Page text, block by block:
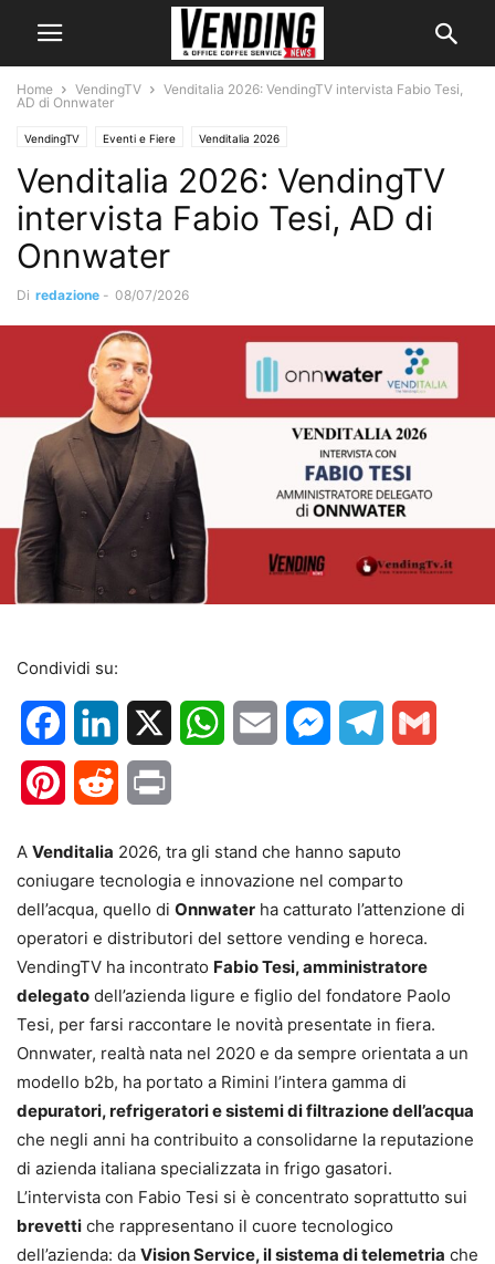
Home VendingTV
Venditalia 2026: VendingTV intervista Fabio Tesi,
AD di Onnwater
VendingTV Eventi e Fiere Venditalia 2026
Venditalia 2026: VendingTV
intervista Fabio Tesi, AD di
Onnwater
Di redazione - 08/07/2026
Condividi su:
FacebookLinkedIn WhatsApp
Email MessengerTelegram
PinterestReddit
A Venditalia 2026, tra gli stand che hanno saputo
coniugare tecnologia e innovazione nel comparto
dell’acqua, quello di Onnwater ha catturato l’attenzione di
operatori e distributori del settore vending e horeca.
VendingTV ha incontrato Fabio Tesi, amministratore
delegato dell’azienda ligure e figlio del fondatore Paolo
Tesi, per farsi raccontare le novità presentate in fiera.
Onnwater, realtà nata nel 2020 e da sempre orientata a un
modello b2b, ha portato a Rimini l’intera gamma di
depuratori, refrigeratori e sistemi di filtrazione dell’acqua
che negli anni ha contribuito a consolidarne la reputazione
di azienda italiana specializzata in frigo gasatori.
L’intervista con Fabio Tesi si è concentrato soprattutto sui
brevetti che rappresentano il cuore tecnologico
dell’azienda: da Vision Service, il sistema di telemetria che